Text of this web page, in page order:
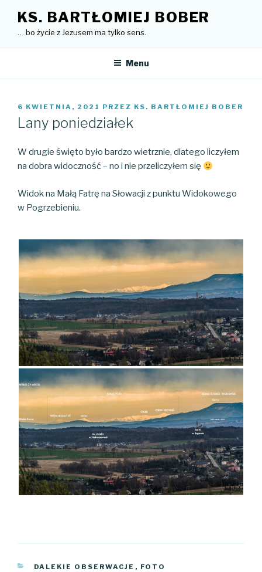
treści
KS. BARTŁOMIEJ BOBER
… bo życie z Jezusem ma tylko sens.
Menu
OPUBLIKOWANE
W
6 KWIETNIA, 2021 PRZEZ KS. BARTŁOMIEJ BOBER
Lany poniedziałek
W drugie święto było bardzo wietrznie, dlatego liczyłem
na dobra widoczność – no i nie przeliczyłem się
Widok na Małą Fatrę na Słowacji z punktu Widokowego
w Pogrzebieniu.
KATEGORIE
DALEKIE OBSERWACJE , FOTO